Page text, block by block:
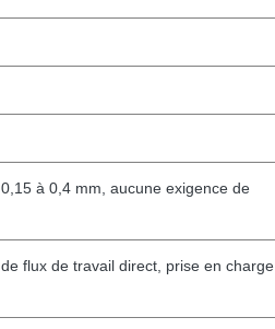
à 0,4 mm, aucune exigence de
flux de travail direct, prise en charge